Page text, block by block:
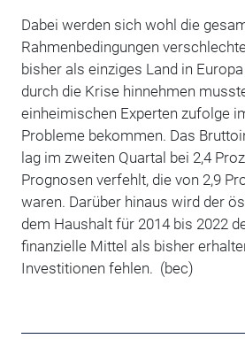
Dabei werden sich wohl die
Rahmenbedingungen
bisher als einziges Land in
durch die Krise hinnehmen
einheimischen Experten zufolge
Probleme bekommen. Das
lag im zweiten Quartal bei 2,4
Prognosen verfehlt, die von 2,9
waren. Darüber hinaus wird der
dem Haushalt für 2014 bis 2022
finanzielle Mittel als bisher
Investitionen fehlen. (bec)